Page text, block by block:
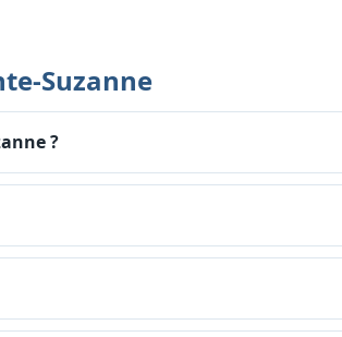
Suzanne
?